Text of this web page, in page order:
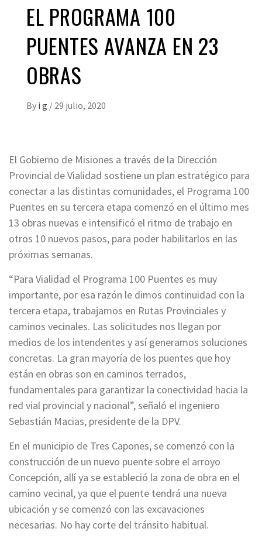
EL PROGRAMA 100
PUENTES AVANZA EN 23
OBRAS
By i g / 29 julio, 2020
El Gobierno de Misiones a través de la Dirección
Provincial de Vialidad sostiene un plan estratégico para
conectar a las distintas comunidades, el Programa 100
Puentes en su tercera etapa comenzó en el último mes
13 obras nuevas e intensificó el ritmo de trabajo en
otros 10 nuevos pasos, para poder habilitarlos en las
próximas semanas.
“Para Vialidad el Programa 100 Puentes es muy
importante, por esa razón le dimos continuidad con la
tercera etapa, trabajamos en Rutas Provinciales y
caminos vecinales. Las solicitudes nos llegan por
medios de los intendentes y así generamos soluciones
concretas. La gran mayoría de los puentes que hoy
están en obras son en caminos terrados,
fundamentales para garantizar la conectividad hacia la
red vial provincial y nacional”, señaló el ingeniero
Sebastián Macias, presidente de la DPV.
En el municipio de Tres Capones, se comenzó con la
construcción de un nuevo puente sobre el arroyo
Concepción, allí ya se estableció la zona de obra en el
camino vecinal, ya que el puente tendrá una nueva
ubicación y se comenzó con las excavaciones
necesarias. No hay corte del tránsito habitual.